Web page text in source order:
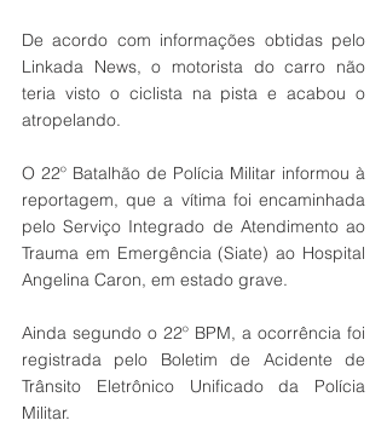
De acordo com informações obtidas pelo
Linkada News, o motorista do carro não
teria visto o ciclista na pista e acabou o
atropelando.
O 22º Batalhão de Polícia Militar informou à
reportagem, que a vítima foi encaminhada
pelo Serviço Integrado de Atendimento ao
Trauma em Emergência (Siate) ao Hospital
Angelina Caron, em estado grave.
Ainda segundo o 22º BPM, a ocorrência foi
registrada pelo Boletim de Acidente de
Trânsito Eletrônico Unificado da Polícia
Militar.